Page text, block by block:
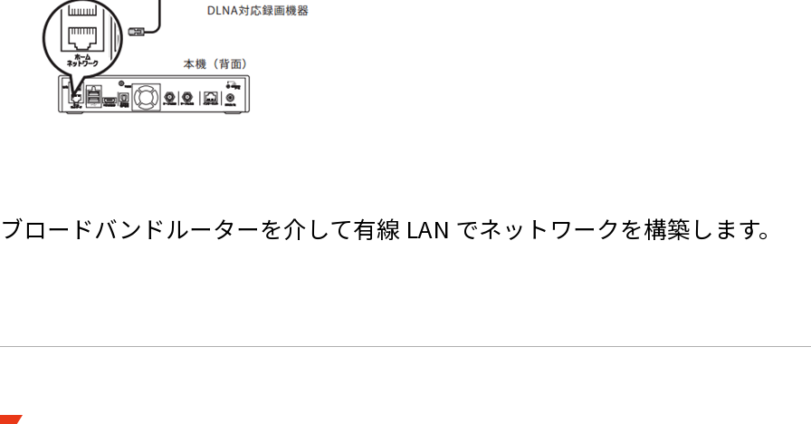
ブロードバンドルーターを介して有線 LAN でネットワークを構築します。